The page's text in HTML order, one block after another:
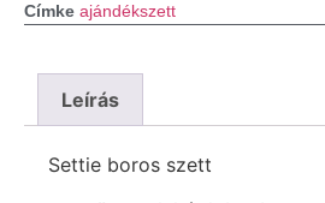
Címke ajándékszett
Leírás
Settie boros szett